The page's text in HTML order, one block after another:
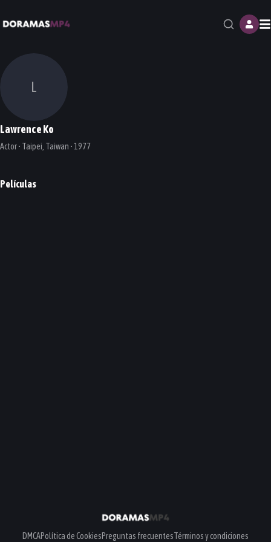
L
Lawrence Ko
Actor • Taipei, Taiwan • 1977
Películas
Lust, Caution
DMCAPolítica de CookiesPreguntas frecuentesTérminos y condiciones